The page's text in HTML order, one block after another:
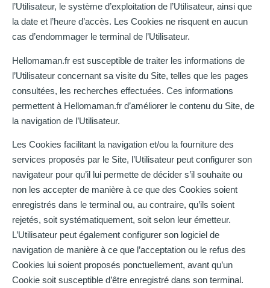
l’Utilisateur, le système d’exploitation de l’Utilisateur, ainsi que
la date et l’heure d’accès. Les Cookies ne risquent en aucun
cas d’endommager le terminal de l’Utilisateur.
Hellomaman.fr est susceptible de traiter les informations de
l’Utilisateur concernant sa visite du Site, telles que les pages
consultées, les recherches effectuées. Ces informations
permettent à Hellomaman.fr d’améliorer le contenu du Site, de
la navigation de l’Utilisateur.
Les Cookies facilitant la navigation et/ou la fourniture des
services proposés par le Site, l’Utilisateur peut configurer son
navigateur pour qu’il lui permette de décider s’il souhaite ou
non les accepter de manière à ce que des Cookies soient
enregistrés dans le terminal ou, au contraire, qu’ils soient
rejetés, soit systématiquement, soit selon leur émetteur.
L’Utilisateur peut également configurer son logiciel de
navigation de manière à ce que l’acceptation ou le refus des
Cookies lui soient proposés ponctuellement, avant qu’un
Cookie soit susceptible d’être enregistré dans son terminal.